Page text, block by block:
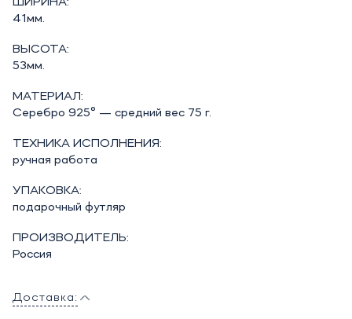
41мм.
ВЫСОТА:
53мм.
МАТЕРИАЛ:
Серебро 925° — средний вес 75 г.
ТЕХНИКА ИСПОЛНЕНИЯ:
ручная работа
УПАКОВКА:
подарочный футляр
ПРОИЗВОДИТЕЛЬ:
Россия
Доставка: